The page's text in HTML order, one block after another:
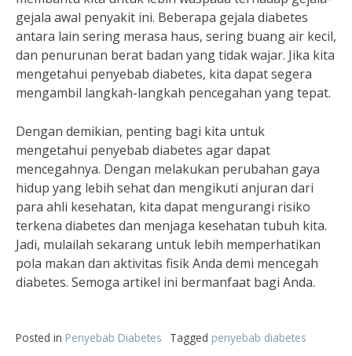
gejala awal penyakit ini. Beberapa gejala diabetes
antara lain sering merasa haus, sering buang air kecil,
dan penurunan berat badan yang tidak wajar. Jika kita
mengetahui penyebab diabetes, kita dapat segera
mengambil langkah-langkah pencegahan yang tepat.
Dengan demikian, penting bagi kita untuk
mengetahui penyebab diabetes agar dapat
mencegahnya. Dengan melakukan perubahan gaya
hidup yang lebih sehat dan mengikuti anjuran dari
para ahli kesehatan, kita dapat mengurangi risiko
terkena diabetes dan menjaga kesehatan tubuh kita.
Jadi, mulailah sekarang untuk lebih memperhatikan
pola makan dan aktivitas fisik Anda demi mencegah
diabetes. Semoga artikel ini bermanfaat bagi Anda.
Posted in Penyebab Diabetes Tagged penyebab diabetes